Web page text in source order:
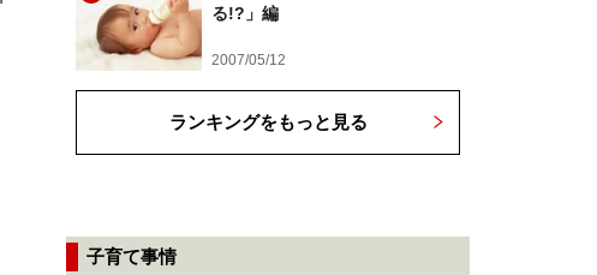
る!?」編
2007/05/12
ランキングをもっと見る
子育て事情